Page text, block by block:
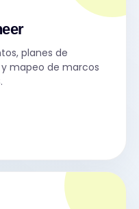
planes de
mapeo de marcos